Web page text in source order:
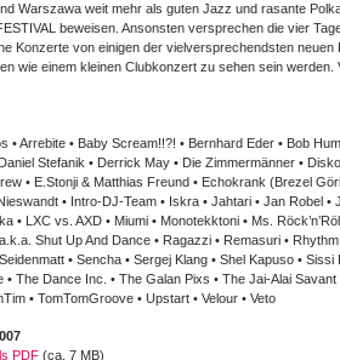
Warszawa weit mehr als guten Jazz und rasante
beweisen. Ansonsten versprechen die vier
Konzerte von einigen der vielversprechendsten
wie einem kleinen Clubkonzert zu sehen sein werden.
• Arrebite • Baby Scream!!?! • Bernhard Eder • Bob
Stefanik • Derrick May • Die Zimmermänner •
• E.Stonji & Matthias Freund • Echokrank (Brezel
• Intro-DJ-Team • Iskra • Jahtari • Jan Robel
• LXC vs. AXD • Miumi • Monotekktoni • Ms.
Shut Up And Dance • Ragazzi • Remasuri •
• Sencha • Sergej Klang • Shel Kapuso •
The Dance Inc. • The Galan Pixs • The Jai-Alai
• TomTomGroove • Upstart • Velour • Veto
PDF(ca. 7 MB)